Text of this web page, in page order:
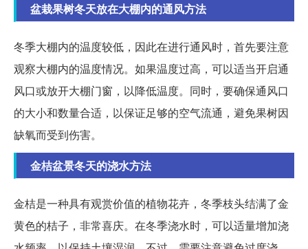
盆栽果树冬天放在大棚内的通风方法
冬季大棚内的温度较低，因此在进行通风时，首先要注意
观察大棚内的温度情况。如果温度过高，可以适当开启通
风口或放开大棚门窗，以降低温度。同时，要确保通风口
的大小和数量合适，以保证足够的空气流通，避免果树因
缺氧而受到伤害。
金桔盆景冬天的浇水方法
金桔是一种具有观赏价值的植物花卉，冬季枝头结满了金
黄色的桔子，非常喜庆。在冬季浇水时，可以适量增加浇